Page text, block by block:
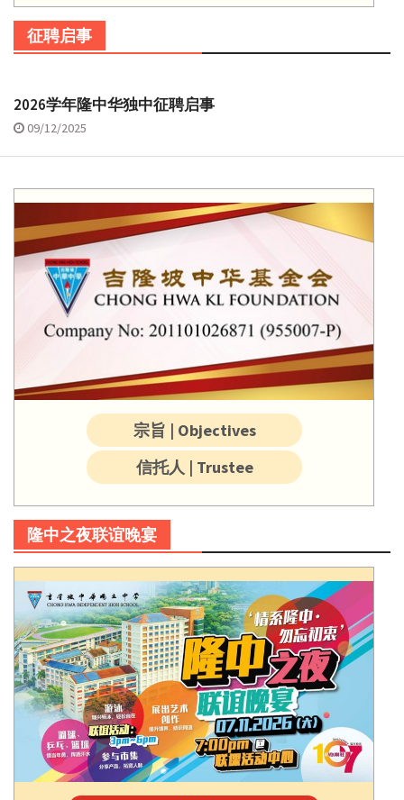
征聘启事
2026学年隆中华独中征聘启事
09/12/2025
宗旨 | Objectives
信托人 | Trustee
隆中之夜联谊晚宴